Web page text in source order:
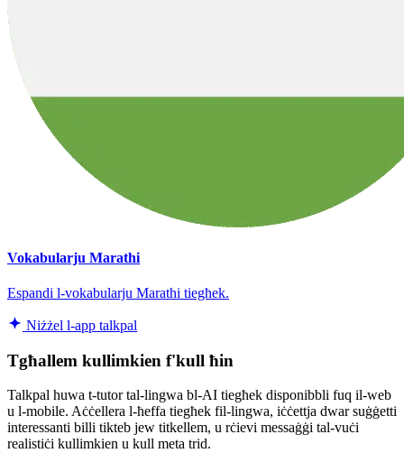
Vokabularju Marathi
Espandi l-vokabularju Marathi tiegħek.
Niżżel l-app talkpal
Tgħallem kullimkien f'kull ħin
Talkpal huwa t-tutor tal-lingwa bl-AI tiegħek disponibbli fuq il-web
u l-mobile. Aċċellera l-ħeffa tiegħek fil-lingwa, iċċettja dwar suġġetti
interessanti billi tikteb jew titkellem, u rċievi messaġġi tal-vuċi
realistiċi kullimkien u kull meta trid.